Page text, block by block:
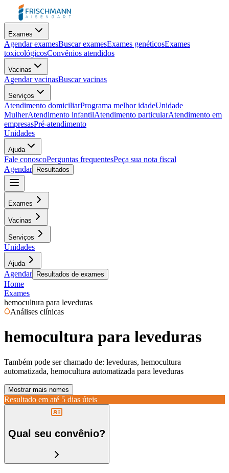
Exames
Agendar examesBuscar examesExames genéticosExames
toxicológicosConvênios atendidos
Vacinas
Agendar vacinasBuscar vacinas
Serviços
Atendimento domiciliarPrograma melhor idadeUnidade
MulherAtendimento infantilAtendimento particularAtendimento em
empresasPré-atendimento
Unidades
Ajuda
Fale conoscoPerguntas frequentesPeça sua nota fiscal
Agendar
Resultados
Exames
Vacinas
Serviços
Unidades
Ajuda
Agendar Resultados de exames
Home
Exames
hemocultura para leveduras
Análises clínicas
hemocultura para leveduras
Também pode ser chamado de: leveduras, hemocultura
automatizada, hemocultura automatizada para leveduras
Mostrar mais nomes
Resultado em até 5 dias úteis
Qual seu convênio?